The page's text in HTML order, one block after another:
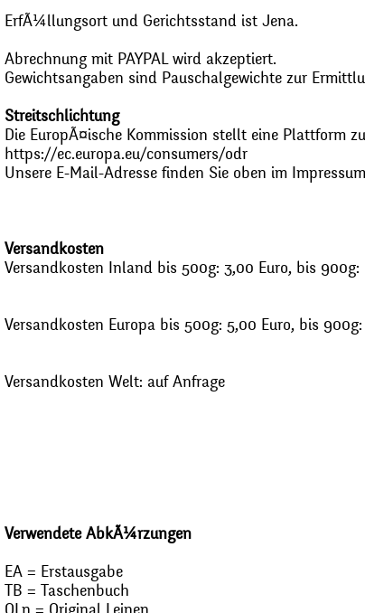
ErfÃ¼llungsort und Gerichtsstand ist Jena.
Abrechnung mit PAYPAL wird akzeptiert.
Gewichtsangaben sind Pauschalgewichte zur
Streitschlichtung
Die EuropÃ¤ische Kommission stellt eine Plattform
https://ec.europa.eu/consumers/odr
Unsere E-Mail-Adresse finden Sie oben im
Versandkosten
Versandkosten Inland bis 500g: 3,00 Euro, bis 900g:
Versandkosten Europa bis 500g: 5,00 Euro, bis
Versandkosten Welt: auf Anfrage
Verwendete AbkÃ¼rzungen
EA = Erstausgabe
TB = Taschenbuch